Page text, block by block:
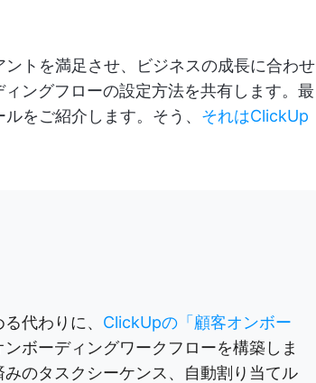
トを満足させ、ビジネスの成長に合わせ
ングフローの設定方法を共有します。最
をご紹介します。そう、 それはClickUp
代わりに、 ClickUpの「顧客オンボー
ボーディングワークフローを構築しま
のタスクシーケンス、自動割り当てル